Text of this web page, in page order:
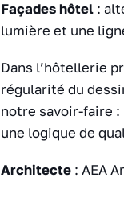
Façades hôtel:
lumière et une
Dans l’hôtellerie
régularité du
notre savoir-faire :
une logique de
Architecte: AEA